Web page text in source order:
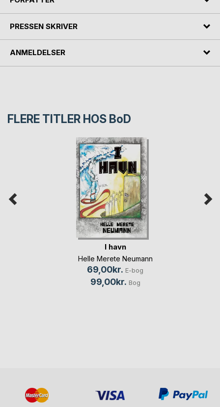
PRESSEN SKRIVER
ANMELDELSER
FLERE TITLER HOS BoD
I havn
Helle Merete Neumann
69,00kr. E-bog
99,00kr. Bog